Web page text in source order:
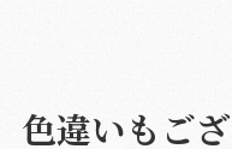
色違いもござ